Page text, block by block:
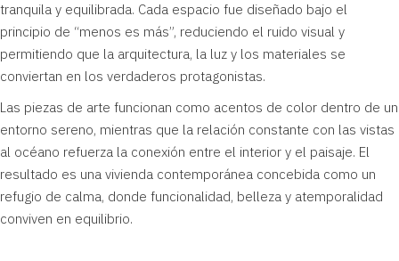
tranquila y equilibrada. Cada espacio fue diseñado bajo el
principio de “menos es más”, reduciendo el ruido visual y
permitiendo que la arquitectura, la luz y los materiales se
conviertan en los verdaderos protagonistas.
Las piezas de arte funcionan como acentos de color dentro de un
entorno sereno, mientras que la relación constante con las vistas
al océano refuerza la conexión entre el interior y el paisaje. El
resultado es una vivienda contemporánea concebida como un
refugio de calma, donde funcionalidad, belleza y atemporalidad
conviven en equilibrio.